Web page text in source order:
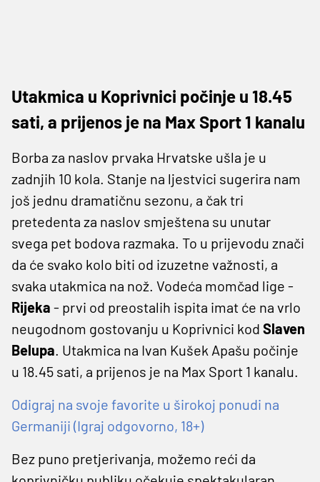
Utakmica u Koprivnici počinje u 18.45
sati, a prijenos je na Max Sport 1 kanalu
Borba za naslov prvaka Hrvatske ušla je u
zadnjih 10 kola. Stanje na ljestvici sugerira nam
još jednu dramatičnu sezonu, a čak tri
pretedenta za naslov smještena su unutar
svega pet bodova razmaka. To u prijevodu znači
da će svako kolo biti od izuzetne važnosti, a
svaka utakmica na nož. Vodeća momčad lige -
Rijeka - prvi od preostalih ispita imat će na vrlo
neugodnom gostovanju u Koprivnici kod Slaven
Belupa . Utakmica na Ivan Kušek Apašu počinje
u 18.45 sati, a prijenos je na Max Sport 1 kanalu.
Odigraj na svoje favorite u širokoj ponudi na
Germaniji (Igraj odgovorno, 18+)
Bez puno pretjerivanja, možemo reći da